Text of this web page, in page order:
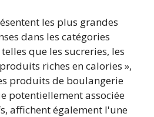
les plus grandes
dans les catégories
que les sucreries, les
riches en calories »,
produits de boulangerie
potentiellement associée
affichent également l'une